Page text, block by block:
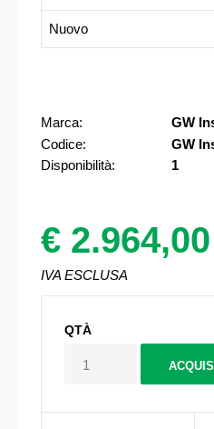
Nuovo
Marca:
GW
Codice:
GW
Disponibilità:
1
€ 2.964,00
IVA ESCLUSA
QTÀ